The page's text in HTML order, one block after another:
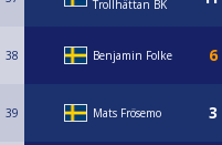
Trollhättan BK
38 Benjamin Folke
39 Mats Frösemo